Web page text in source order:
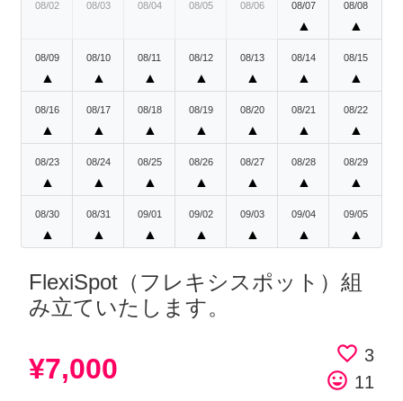
08/02 08/03 08/04 08/05 08/06 08/07
▲
08/08
▲
08/09
▲
08/10
▲
08/11
▲
08/12
▲
08/13
▲
08/14
▲
08/15
▲
08/16
▲
08/17
▲
08/18
▲
08/19
▲
08/20
▲
08/21
▲
08/22
▲
08/23
▲
08/24
▲
08/25
▲
08/26
▲
08/27
▲
08/28
▲
08/29
▲
08/30
▲
08/31
▲
09/01
▲
09/02
▲
09/03
▲
09/04
▲
09/05
▲
FlexiSpot（フレキシスポット）組
み立ていたします。
¥7,000 favorite_border 3
tag_faces 11